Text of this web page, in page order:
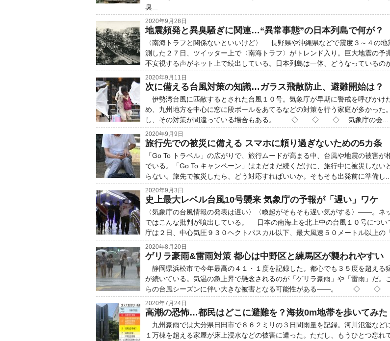
臭...
2020年9月28日
地震頻発と異臭騒ぎに関連…“異常事態”の日本列島で何が？
〈南海トラフと関係ないといいけど〉 長野県や沖縄県などで震度３～４の地
測した２７日、ツイッター上で〈南海トラフ〉がトレンド入り。巨大地震の予
不安視する声がネット上で続出している。日本列島は一体、どうなっているの
2020年9月11日
次に備える台風対策の知識…ガラス飛散防止、避難開始は？
伊勢湾台風に匹敵するとされた台風１０号。気象庁が早期に警戒を呼びかけ
め、九州地方を中心に窓に段ボールをあてるなどの対策を行う家庭が多かった
し、その対策が間違っている場合もある。 ◇ ◇ ◇ 気象庁の会...
2020年9月9日
旅行先での被災に備える スマホに頼り過ぎないための5カ条
「Go To トラベル」の広がりで、旅行ムードが高まる中、台風や地震の被害が
でいる。「Go To キャンペーン」はまだまだ続くだけに、旅行中に被災しない
らない。旅先で被災したら、どう対応すればいいか。そもそも出発前に準備し...
2020年9月3日
史上最大レベル台風10号襲来 気象庁の予報が「遅い」ワケ
〈気象庁の台風情報の発表は遅い〉〈喚起がそもそも遅い気がする〉――。ネ
ではこんな批判が噴出している。 日本の南海上を北上中の台風１０号につい
庁は２日、中心気圧９３０ヘクトパスカル以下、最大風速５０メートル以上の
2020年8月20日
ゲリラ豪雨&雷雨対策 都心は中野区と練馬区が襲われやすい
静岡県浜松市で今年最高の４１・１度を記録した。都心でも３５度を超える
が続いている。気温の急上昇で懸念されるのが「ゲリラ豪雨」や「雷雨」だ。
らの台風シーズンに伴い大きな被害となる可能性がある――。 ◇
2020年7月24日
高潮の恐怖…都民はどこに避難を？海抜0m地帯を歩いてみた
九州豪雨では大分県日田市で８６２ミリの３日間雨量を記録。河川氾濫など
１万棟を超える家屋が床上浸水などの被害に遭った。ただし、もうひとつ忘れ